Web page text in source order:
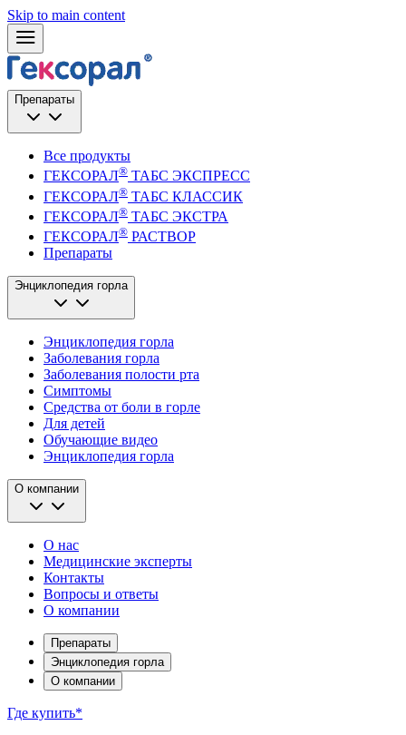
Skip to main content
Препараты
Все продукты
ГЕКСОРАЛ® ТАБС ЭКСПРЕСС
ГЕКСОРАЛ® ТАБС КЛАССИК
ГЕКСОРАЛ® ТАБС ЭКСТРА
ГЕКСОРАЛ® РАСТВОР
Препараты
Энциклопедия горла
Энциклопедия горла
Заболевания горла
Заболевания полости рта
Симптомы
Средства от боли в горле
Для детей
Обучающие видео
Энциклопедия горла
О компании
О нас
Медицинские эксперты
Контакты
Вопросы и ответы
О компании
Препараты
Энциклопедия горла
О компании
Где купить*